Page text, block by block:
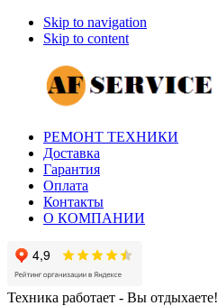
Skip to navigation
Skip to content
РЕМОНТ ТЕХНИКИ
Доставка
Гарантия
Оплата
Контакты
О КОМПАНИИ
Техника работает - Вы отдыхаете!